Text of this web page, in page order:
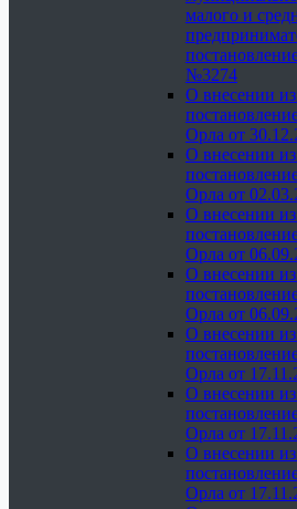
малого и
№3274
О внесении
Орла от
О внесении
Орла от
О внесении
Орла от
О внесении
Орла от
О внесении
Орла от
О внесении
Орла от
О внесении
Орла от